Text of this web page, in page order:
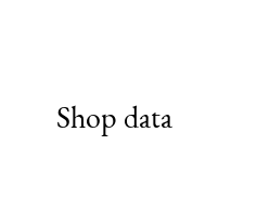
Shop data